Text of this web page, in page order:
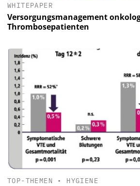
WHITEPAPER
Versorgungsmanagement
Thrombosepatienten
TOP-THEMEN • HYGIENE